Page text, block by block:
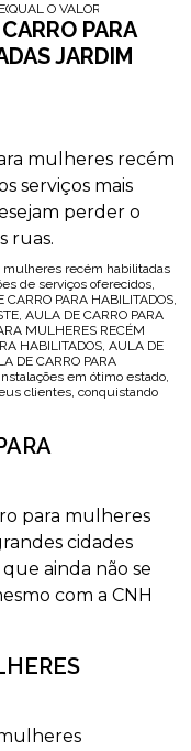
PARA MOTORISTAS
QUAL O VALOR DE AULA DE
PARA
JARDIM
mulheres recém
serviços mais
perder o
ruas.
mulheres recém habilitadas
de serviços oferecidos,
PARA HABILITADOS,
AULA DE CARRO PARA
MULHERES RECÉM
HABILITADOS, AULA DE
DE CARRO PARA
em ótimo estado,
clientes, conquistando
para mulheres
cidades
ainda não se
com a CNH